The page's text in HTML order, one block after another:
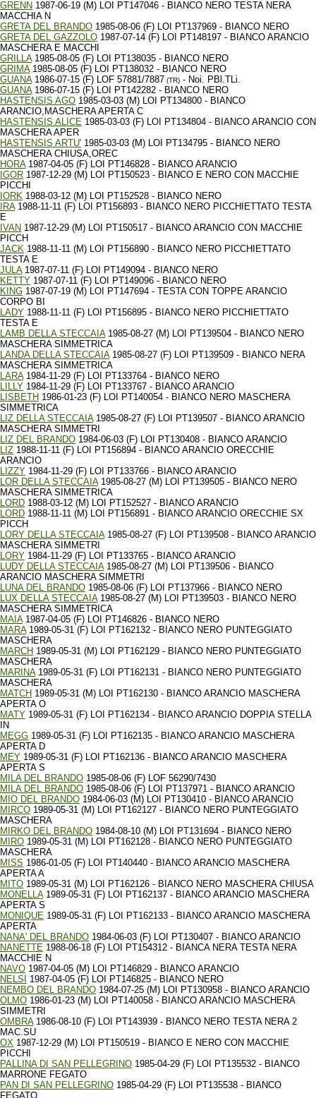
GRENN 1987-06-19 (M) LOI PT147046 - BIANCO NERO TESTA NERA
MACCHIA N
GRETA DEL BRANDO 1985-08-06 (F) LOI PT137969 - BIANCO NERO
GRETA DEL GAZZOLO 1987-07-14 (F) LOI PT148197 - BIANCO ARANCIO
MASCHERA E MACCHI
GRILLA1985-08-05 (F) LOI PT138035 - BIANCO NERO
GRIMA1985-08-05 (F) LOI PT138032 - BIANCO NERO
GUANA1986-07-15 (F) LOF 57881/7887 (TR) - Noi. PBl.TLi.
GUANA1986-07-15 (F) LOI PT142282 - BIANCO NERO
HASTENSIS AGO 1985-03-03 (M) LOI PT134800 - BIANCO
ARANCIO,MASCHERA APERTA C
HASTENSIS ALICE 1985-03-03 (F) LOI PT134804 - BIANCO ARANCIO CON
MASCHERA APER
HASTENSIS ARTU' 1985-03-03 (M) LOI PT134795 - BIANCO NERO
MASCHERA CHIUSA,OREC
HORA1987-04-05 (F) LOI PT146828 - BIANCO ARANCIO
IGOR 1987-12-29 (M) LOI PT150523 - BIANCO E NERO CON MACCHIE
PICCHI
IORK 1988-03-12 (M) LOI PT152528 - BIANCO NERO
IRA1988-11-11 (F) LOI PT156893 - BIANCO NERO PICCHIETTATO TESTA
E
IVAN 1987-12-29 (M) LOI PT150517 - BIANCO ARANCIO CON MACCHIE
PICCH
JACK 1988-11-11 (M) LOI PT156890 - BIANCO NERO PICCHIETTATO
TESTA E
JULA1987-07-11 (F) LOI PT149094 - BIANCO NERO
KETTY 1987-07-11 (F) LOI PT149096 - BIANCO NERO
KING 1987-07-19 (M) LOI PT147694 - TESTA CON TOPPE ARANCIO
CORPO BI
LADY 1988-11-11 (F) LOI PT156895 - BIANCO NERO PICCHIETTATO
TESTA E
LAMB DELLA STECCAIA1985-08-27 (M) LOI PT139504 - BIANCO NERO
MASCHERA SIMMETRICA
LANDA DELLA STECCAIA1985-08-27 (F) LOI PT139509 - BIANCO NERA
MASCHERA SIMMETRICA
LARA1984-11-29 (F) LOI PT133764 - BIANCO NERO
LILLY 1984-11-29 (F) LOI PT133767 - BIANCO ARANCIO
LISBETH 1986-01-23 (F) LOI PT140054 - BIANCO NERO MASCHERA
SIMMETRICA
LIZ DELLA STECCAIA1985-08-27 (F) LOI PT139507 - BIANCO ARANCIO
MASCHERA SIMMETRI
LIZ DEL BRANDO 1984-06-03 (F) LOI PT130408 - BIANCO ARANCIO
LIZ 1988-11-11 (F) LOI PT156894 - BIANCO ARANCIO ORECCHIE
ARANCIO
LIZZY 1984-11-29 (F) LOI PT133766 - BIANCO ARANCIO
LOR DELLA STECCAIA1985-08-27 (M) LOI PT139505 - BIANCO NERO
MASCHERA SIMMETRICA
LORD 1988-03-12 (M) LOI PT152527 - BIANCO ARANCIO
LORD 1988-11-11 (M) LOI PT156891 - BIANCO ARANCIO ORECCHIE SX
PICCH
LORY DELLA STECCAIA1985-08-27 (F) LOI PT139508 - BIANCO ARANCIO
MASCHERA SIMMETRI
LORY 1984-11-29 (F) LOI PT133765 - BIANCO ARANCIO
LUDY DELLA STECCAIA1985-08-27 (M) LOI PT139506 - BIANCO
ARANCIO MASCHERA SIMMETRI
LUNA DEL BRANDO 1985-08-06 (F) LOI PT137966 - BIANCO NERO
LUX DELLA STECCAIA1985-08-27 (M) LOI PT139503 - BIANCO NERO
MASCHERA SIMMETRICA
MAIA1987-04-05 (F) LOI PT146826 - BIANCO NERO
MARA1989-05-31 (F) LOI PT162132 - BIANCO NERO PUNTEGGIATO
MASCHERA
MARCH 1989-05-31 (M) LOI PT162129 - BIANCO NERO PUNTEGGIATO
MASCHERA
MARINA1989-05-31 (F) LOI PT162131 - BIANCO NERO PUNTEGGIATO
MASCHERA
MATCH 1989-05-31 (M) LOI PT162130 - BIANCO ARANCIO MASCHERA
APERTA O
MATY 1989-05-31 (F) LOI PT162134 - BIANCO ARANCIO DOPPIA STELLA
IN
MEGG 1989-05-31 (F) LOI PT162135 - BIANCO ARANCIO MASCHERA
APERTA D
MEY 1989-05-31 (F) LOI PT162136 - BIANCO ARANCIO MASCHERA
APERTA S
MILA DEL BRANDO 1985-08-06 (F) LOF 56290/7430
MILA DEL BRANDO 1985-08-06 (F) LOI PT137971 - BIANCO ARANCIO
MIO DEL BRANDO 1984-06-03 (M) LOI PT130410 - BIANCO ARANCIO
MIRCO 1989-05-31 (M) LOI PT162127 - BIANCO NERO PUNTEGGIATO
MASCHERA
MIRKO DEL BRANDO 1984-08-10 (M) LOI PT131694 - BIANCO NERO
MIRO 1989-05-31 (M) LOI PT162128 - BIANCO NERO PUNTEGGIATO
MASCHERA
MISS 1986-01-05 (F) LOI PT140440 - BIANCO ARANCIO MASCHERA
APERTA A
MITO 1989-05-31 (M) LOI PT162126 - BIANCO NERO MASCHERA CHIUSA
MONELLA1989-05-31 (F) LOI PT162137 - BIANCO ARANCIO MASCHERA
APERTA S
MONIQUE 1989-05-31 (F) LOI PT162133 - BIANCO ARANCIO MASCHERA
APERTA
NANA' DEL BRANDO 1984-06-03 (F) LOI PT130407 - BIANCO ARANCIO
NANETTE 1988-06-18 (F) LOI PT154312 - BIANCA NERA TESTA NERA
MACCHIE N
NAVO 1987-04-05 (M) LOI PT146829 - BIANCO ARANCIO
NELSI
1987-04-05 (F) LOI PT146825 - BIANCO NERO
NEMBO DEL BRANDO 1984-07-25 (M) LOI PT130958 - BIANCO ARANCIO
OLMO 1986-01-23 (M) LOI PT140058 - BIANCO ARANCIO MASCHERA
SIMMETRI
OMBRA1986-08-10 (F) LOI PT143939 - BIANCO NERO TESTA NERA 2
MAC.SU
OX 1987-12-29 (M) LOI PT150519 - BIANCO E NERO CON MACCHIE
PICCHI
PALLINA DI SAN PELLEGRINO 1985-04-29 (F) LOI PT135532 - BIANCO
MARRONE FEGATO
PAN DI SAN PELLEGRINO 1985-04-29 (F) LOI PT135538 - BIANCO
FEGATO